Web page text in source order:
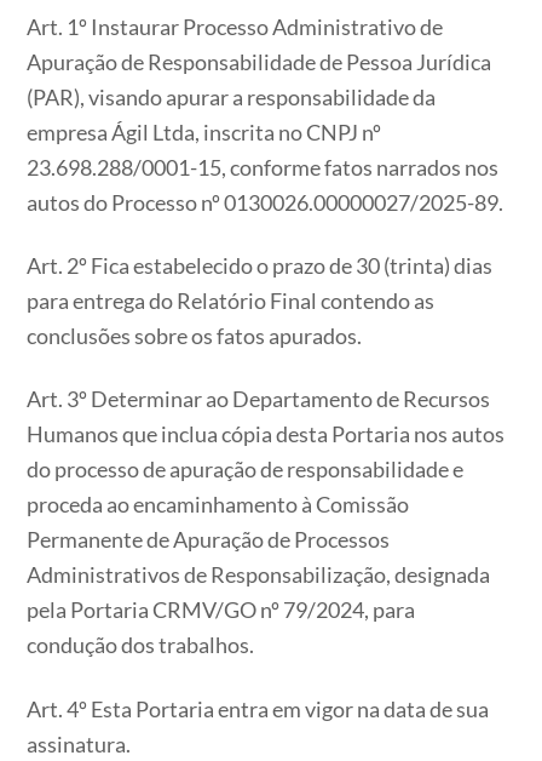
Art. 1º Instaurar Processo Administrativo de
Apuração de Responsabilidade de Pessoa Jurídica
(PAR), visando apurar a responsabilidade da
empresa Ágil Ltda, inscrita no CNPJ nº
23.698.288/0001-15, conforme fatos narrados nos
autos do Processo nº 0130026.00000027/2025-89.
Art. 2º Fica estabelecido o prazo de 30 (trinta) dias
para entrega do Relatório Final contendo as
conclusões sobre os fatos apurados.
Art. 3º Determinar ao Departamento de Recursos
Humanos que inclua cópia desta Portaria nos autos
do processo de apuração de responsabilidade e
proceda ao encaminhamento à Comissão
Permanente de Apuração de Processos
Administrativos de Responsabilização, designada
pela Portaria CRMV/GO nº 79/2024, para
condução dos trabalhos.
Art. 4º Esta Portaria entra em vigor na data de sua
assinatura.